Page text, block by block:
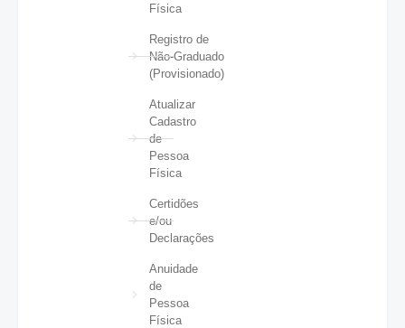
Física
Registro de
Não-Graduado
(Provisionado)
Atualizar
Cadastro
de
Pessoa
Física
Certidões
e/ou
Declarações
Anuidade
de
Pessoa
Física